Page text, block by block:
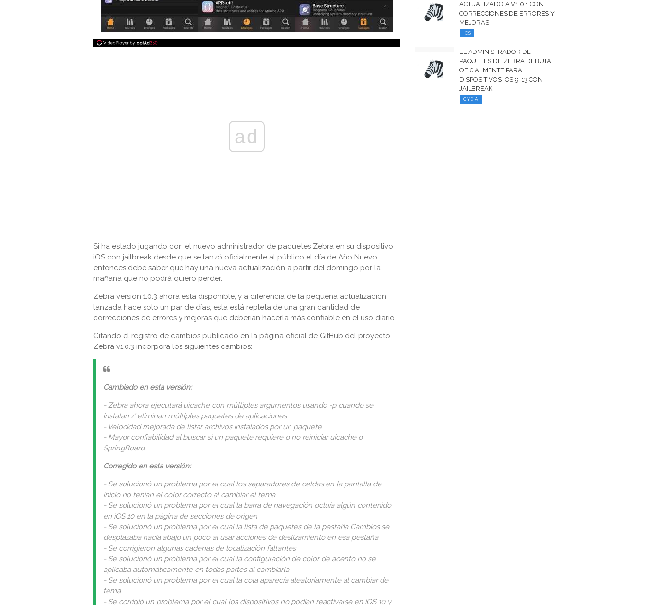
ad
Si ha estado jugando con el nuevo administrador de paquetes Zebra en su dispositivo
iOS con jailbreak desde que se lanzó oficialmente al público el día de Año Nuevo,
entonces debe saber que hay una nueva actualización a partir del domingo por la
mañana que no podrá quiero perder.
Zebra versión 1.0.3 ahora está disponible, y a diferencia de la pequeña actualización
lanzada hace solo un par de días, esta está repleta de una gran cantidad de
correcciones de errores y mejoras que deberían hacerla más confiable en el uso diario..
Citando el registro de cambios publicado en la página oficial de GitHub del proyecto,
Zebra v1.0.3 incorpora los siguientes cambios:
Cambiado en esta versión:
- Zebra ahora ejecutará uicache con múltiples argumentos usando -p cuando se
instalan / eliminan múltiples paquetes de aplicaciones
- Velocidad mejorada de listar archivos instalados por un paquete
- Mayor confiabilidad al buscar si un paquete requiere o no reiniciar uicache o
SpringBoard
Corregido en esta versión:
- Se solucionó un problema por el cual los separadores de celdas en la pantalla de
inicio no tenían el color correcto al cambiar el tema
- Se solucionó un problema por el cual la barra de navegación ocluía algún contenido
en iOS 10 en la página de secciones de origen
- Se solucionó un problema por el cual la lista de paquetes de la pestaña Cambios se
desplazaba hacia abajo un poco al usar acciones de deslizamiento en esa pestaña
- Se corrigieron algunas cadenas de localización faltantes
- Se solucionó un problema por el cual la configuración de color de acento no se
aplicaba automáticamente en todas partes al cambiarla
- Se solucionó un problema por el cual la cola aparecía aleatoriamente al cambiar de
tema
- Se corrigió un problema por el cual los dispositivos no podían reactivarse en iOS 10 y
ACTUALIZADO A V1.0.1 CON
CORRECCIONES DE ERRORES Y
MEJORAS
IOS
EL ADMINISTRADOR DE
PAQUETES DE ZEBRA DEBUTA
OFICIALMENTE PARA
DISPOSITIVOS IOS 9-13 CON
JAILBREAK
CYDIA